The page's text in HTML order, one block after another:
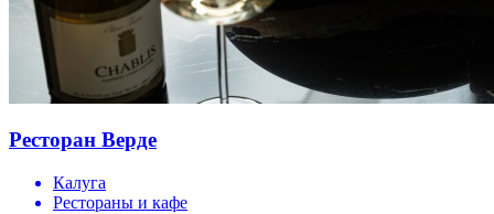
Ресторан Верде
Калуга
Рестораны и кафе